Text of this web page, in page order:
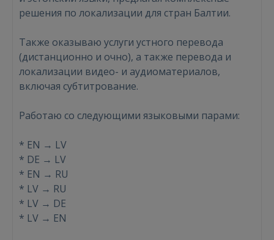
Войти
решения по локализации для стран Балтии.
Также оказываю услуги устного перевода
(дистанционно и очно), а также перевода и
локализации видео- и аудиоматериалов,
включая субтитрование.
Работаю со следующими языковыми парами:
* EN → LV
* DE → LV
* EN → RU
* LV → RU
* LV → DE
* LV → EN